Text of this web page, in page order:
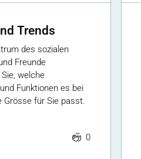
Trends
des sozialen
Freunde
welche
Funktionen es bei
Grösse für Sie passt.
0